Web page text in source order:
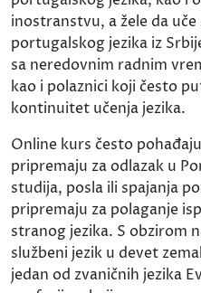
inostranstvu, a žele da
portugalskog jezika iz
sa neredovnim radnim
kao i polaznici koji često
kontinuitet učenja jezika.
Online kurs često
pripremaju za odlazak u
studija, posla ili spajanja
pripremaju za polaganje
stranog jezika. S obzirom
službeni jezik u devet
jedan od zvaničnih jezika